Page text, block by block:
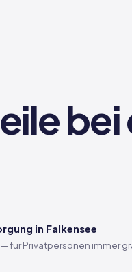
in Falkensee
für Privatpersonen immer